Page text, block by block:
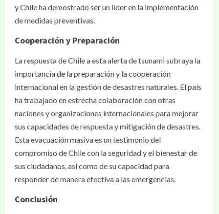
y Chile ha demostrado ser un líder en la implementación
de medidas preventivas.
Cooperación y Preparación
La respuesta de Chile a esta alerta de tsunami subraya la
importancia de la preparación y la cooperación
internacional en la gestión de desastres naturales. El país
ha trabajado en estrecha colaboración con otras
naciones y organizaciones internacionales para mejorar
sus capacidades de respuesta y mitigación de desastres.
Esta evacuación masiva es un testimonio del
compromiso de Chile con la seguridad y el bienestar de
sus ciudadanos, así como de su capacidad para
responder de manera efectiva a las emergencias.
Conclusión